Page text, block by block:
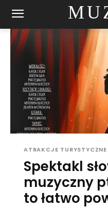
ATRAKCJE TURYSTYCZNE
Spektakl
muzyczny
to łatwo